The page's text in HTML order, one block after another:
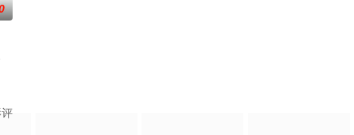
打实抗，虽引发哗然，却获赏识调任
，国家蒙羞，张謇虽高中状元，却渴望寻求强国之路。他毅然弃政从商，
评